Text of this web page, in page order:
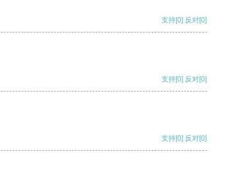
支持[0] 反对[0]
支持[0] 反对[0]
支持[0] 反对[0]